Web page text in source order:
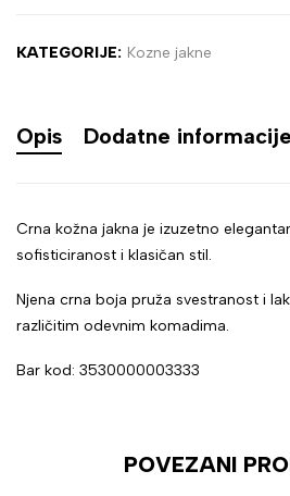
KATEGORIJE: Kozne jakne
Opis Dodatne informacije
Crna kožna jakna je izuzetno
sofisticiranost i klasičan stil.
Njena crna boja pruža svestranost i
različitim odevnim komadima.
Bar kod: 3530000003333
POVEZANI